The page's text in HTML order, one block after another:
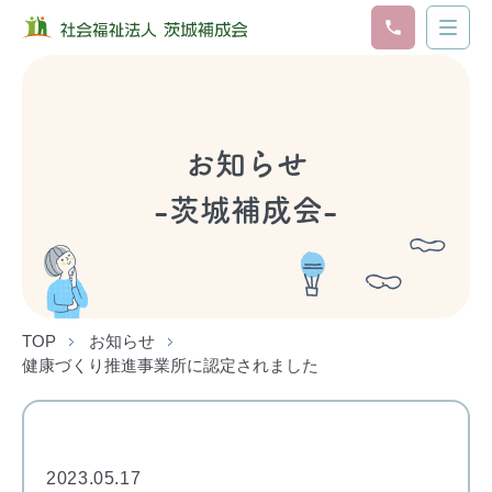
お知らせ
-茨城補成会-
TOP
お知らせ
健康づくり推進事業所に認定されました
2023.05.17